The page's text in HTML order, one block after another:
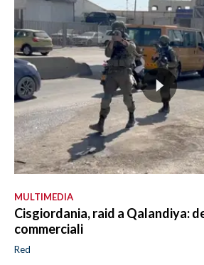
MULTIMEDIA
Cisgiordania, raid a Qalandiya:
commerciali
Red